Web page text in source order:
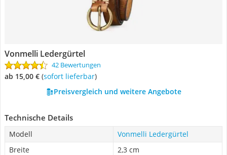
Vonmelli Ledergürtel
42 Bewertungen
ab 15,00 € ( Sofort lieferbar)
Preisvergleich und weitere Angebote
Technische Details
Modell
Vonmelli Ledergürtel
Breite
2,3 cm